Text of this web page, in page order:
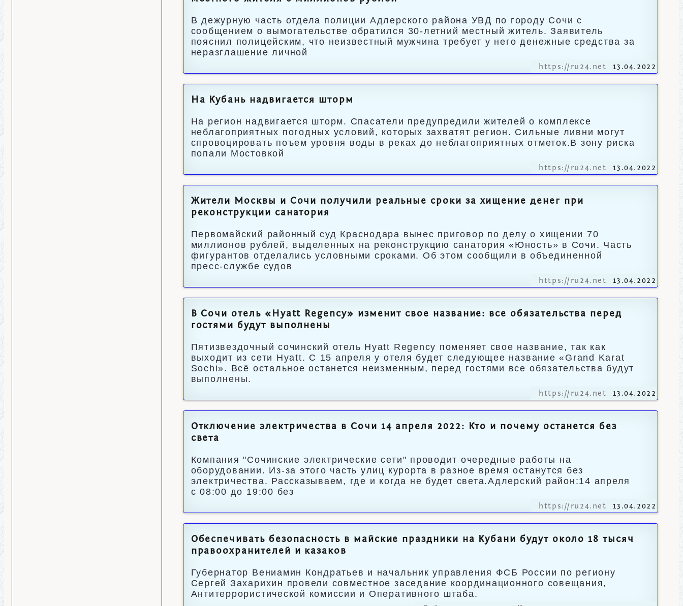
В дежурную часть отдела полиции Адлерского района УВД по городу Сочи с
сообщением о вымогательстве обратился 30-летний местный житель. Заявитель
пояснил полицейским, что неизвестный мужчина требует у него денежные средства за
неразглашение личной
https://ru24.net 13.04.2022
На Кубань надвигается шторм
На регион надвигается шторм. Спасатели предупредили жителей о комплексе
неблагоприятных погодных условий, которых захватят регион. Сильные ливни могут
спровоцировать поъем уровня воды в реках до неблагоприятных отметок.В зону риска
попали Мостовкой
https://ru24.net 13.04.2022
Жители Москвы и Сочи получили реальные сроки за хищение денег при
реконструкции санатория
Первомайский районный суд Краснодара вынес приговор по делу о хищении 70
миллионов рублей, выделенных на реконструкцию санатория «Юность» в Сочи. Часть
фигурантов отделались условными сроками. Об этом сообщили в объединенной
пресс-службе судов
https://ru24.net 13.04.2022
В Сочи отель «Hyatt Regency» изменит свое название: все обязательства перед
гостями будут выполнены
Пятизвездочный сочинский отель Hyatt Regency поменяет свое название, так как
выходит из сети Hyatt. С 15 апреля у отеля будет следующее название «Grand Karat
Sochi». Всё остальное останется неизменным, перед гостями все обязательства будут
выполнены.
https://ru24.net 13.04.2022
Отключение электричества в Сочи 14 апреля 2022: Кто и почему останется без
света
Компания "Сочинские электрические сети" проводит очередные работы на
оборудовании. Из-за этого часть улиц курорта в разное время останутся без
электричества. Рассказываем, где и когда не будет света.Адлерский район:14 апреля
с 08:00 до 19:00 без
https://ru24.net 13.04.2022
Обеспечивать безопасность в майские праздники на Кубани будут около 18 тысяч
правоохранителей и казаков
Губернатор Вениамин Кондратьев и начальник управления ФСБ России по региону
Сергей Захарихин провели совместное заседание координационного совещания,
Антитеррористической комиссии и Оперативного штаба.